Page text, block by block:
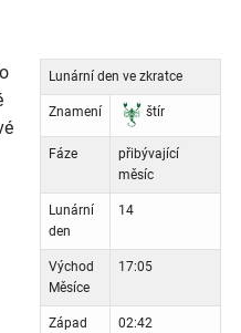
Lunární den ve zkratce
Znamení štír
Fáze
přibývající
měsíc
Lunární
den
14
Východ
Měsíce
17:05
Západ
02:42